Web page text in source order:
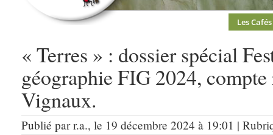
Les Cafés
« Terres » : dossier spécial
géographie FIG 2024,
Vignaux.
Publié par r.a., le 19 décembre 2024 à 19:01 |